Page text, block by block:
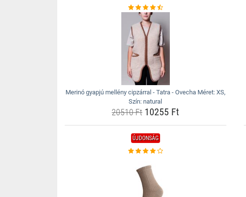
Merinó gyapjú mellény cipzárral - Tatra - Ovecha Méret: XS,
Szín: natural
20510 Ft10255 Ft
ÚJDONSÁG